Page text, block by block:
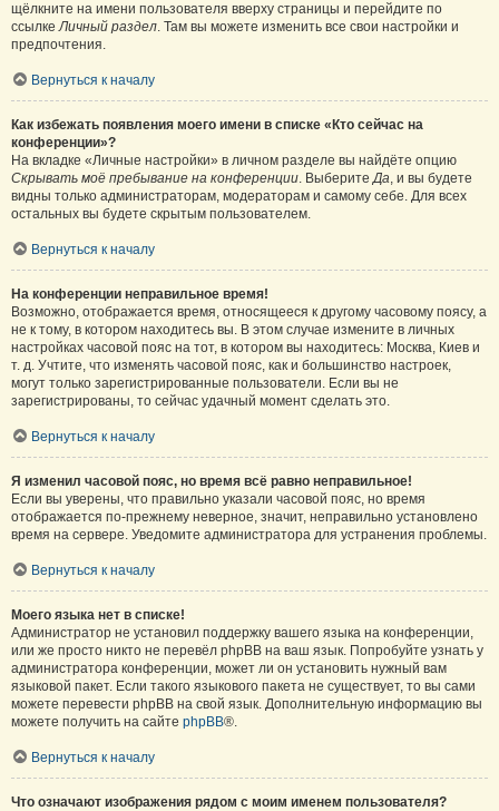
щёлкните на имени пользователя вверху страницы и перейдите по
ссылкеЛичный раздел. Там вы можете изменить все свои настройки и
предпочтения.
Вернуться к началу
Как избежать появления моего имени в списке «Кто сейчас на
конференции»?
На вкладке «Личные настройки» в личном разделе вы найдёте опцию
Скрывать моё пребывание на конференции. ВыберитеДа, и вы будете
видны только администраторам, модераторам и самому себе. Для всех
остальных вы будете скрытым пользователем.
Вернуться к началу
На конференции неправильное время!
Возможно, отображается время, относящееся к другому часовому поясу, а
не к тому, в котором находитесь вы. В этом случае измените в личных
настройках часовой пояс на тот, в котором вы находитесь: Москва, Киев и
т. д. Учтите, что изменять часовой пояс, как и большинство настроек,
могут только зарегистрированные пользователи. Если вы не
зарегистрированы, то сейчас удачный момент сделать это.
Вернуться к началу
Я изменил часовой пояс, но время всё равно неправильное!
Если вы уверены, что правильно указали часовой пояс, но время
отображается по-прежнему неверное, значит, неправильно установлено
время на сервере. Уведомите администратора для устранения проблемы.
Вернуться к началу
Моего языка нет в списке!
Администратор не установил поддержку вашего языка на конференции,
или же просто никто не перевёл phpBB на ваш язык. Попробуйте узнать у
администратора конференции, может ли он установить нужный вам
языковой пакет. Если такого языкового пакета не существует, то вы сами
можете перевести phpBB на свой язык. Дополнительную информацию вы
можете получить на сайте phpBB®.
Вернуться к началу
Что означают изображения рядом с моим именем пользователя?